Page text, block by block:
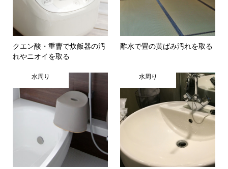
クエン酸・重曹で炊飯器の汚
れやニオイを取る
酢水で畳の黄ばみ汚れを取る
水周り 水周り